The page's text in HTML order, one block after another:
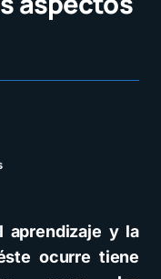
aprendizaje y la
ocurre tiene